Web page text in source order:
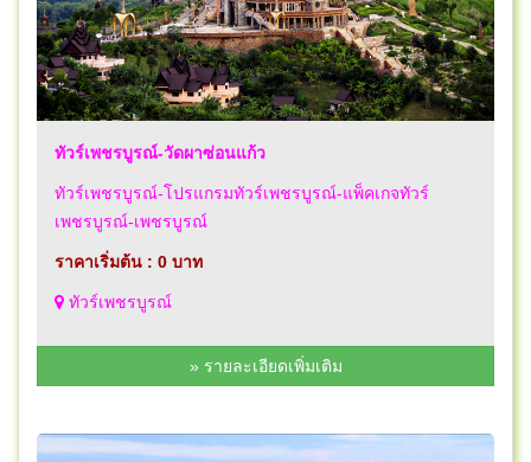
ทัวร์เพชรบูรณ์-วัดผาซ่อนแก้ว
ทัวร์เพชรบูรณ์-โปรแกรมทัวร์เพชรบูรณ์-แพ็คเกจทัวร์
เพชรบูรณ์-เพชรบูรณ์
ราคาเริ่มต้น : 0 บาท
ทัวร์เพชรบูรณ์
» รายละเอียดเพิ่มเติม